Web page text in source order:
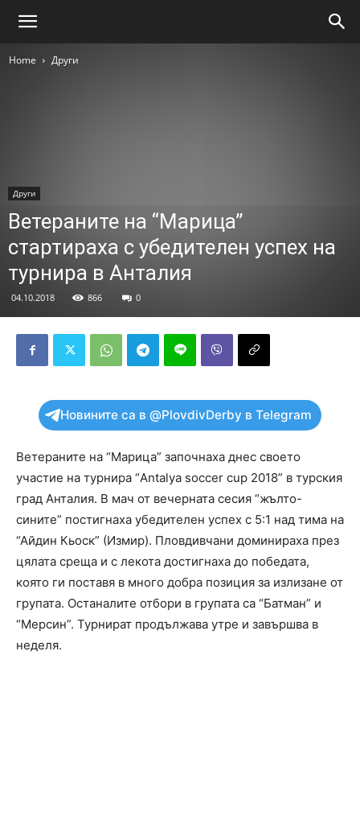
Home Други
Други
Ветераните на “Марица”
стартираха с убедителен успех на
турнира в Анталия
04.10.2018 866 0
Новините са в @PlovdivDerby в Telegram
Ветераните на “Марица” започнаха днес своето
участие на турнира “Antalya soccer cup 2018” в турския
град Анталия. В мач от вечерната сесия “жълто-
сините” постигнаха убедителен успех с 5:1 над тима на
“Айдин Кьоск” (Измир). Пловдивчани доминираха през
цялата среща и с лекота достигнаха до победата,
която ги поставя в много добра позиция за излизане от
групата. Останалите отбори в групата са “Батман” и
“Мерсин”. Турнират продължава утре и завършва в
неделя.